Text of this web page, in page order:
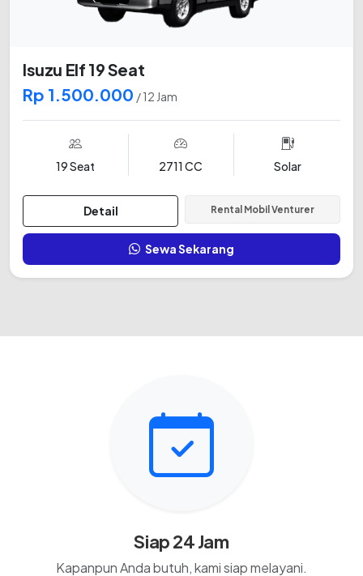
Isuzu Elf 19 Seat
Rp 1.500.000 / 12 Jam
19 Seat 2711 CC Solar
Detail Rental Mobil Venturer
Sewa Sekarang
Siap 24 Jam
Kapanpun Anda butuh, kami siap melayani.